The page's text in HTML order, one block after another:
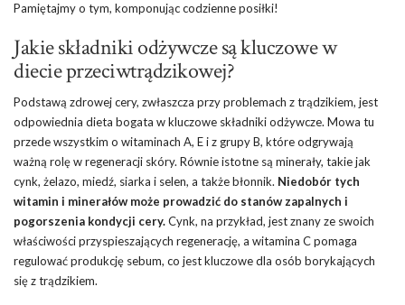
Pamiętajmy o tym, komponując codzienne posiłki!
Jakie składniki odżywcze są kluczowe w
diecie przeciwtrądzikowej?
Podstawą zdrowej cery, zwłaszcza przy problemach z trądzikiem, jest
odpowiednia dieta bogata w kluczowe składniki odżywcze. Mowa tu
przede wszystkim o witaminach A, E i z grupy B, które odgrywają
ważną rolę w regeneracji skóry. Równie istotne są minerały, takie jak
cynk, żelazo, miedź, siarka i selen, a także błonnik. Niedobór tych
witamin i minerałów może prowadzić do stanów zapalnych i
pogorszenia kondycji cery.Cynk, na przykład, jest znany ze swoich
właściwości przyspieszających regenerację, a witamina C pomaga
regulować produkcję sebum, co jest kluczowe dla osób borykających
się z trądzikiem.